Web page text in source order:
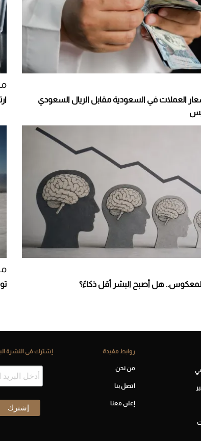
العملات في السعودية مقابل الريال السعودي
المعكوس.. هل أصبح البشر أقل ذكاءً؟
روابط مفيدة
من نحن
اتصل بنا
إعلن معنا
إشترك فى النشرة